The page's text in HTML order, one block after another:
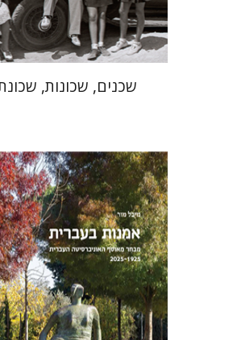
$46
$41
שכנים, שכונות,
מיכל מור